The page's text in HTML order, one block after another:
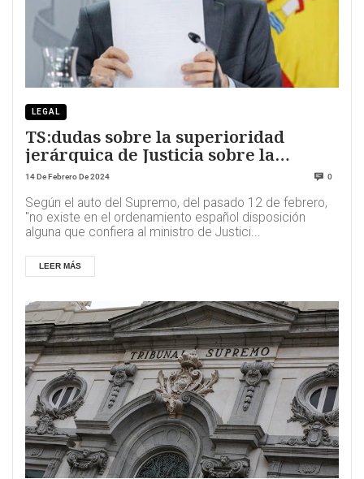
LEGAL
TS:dudas sobre la superioridad
jerárquica de Justicia sobre la
Fiscalia
14 De Febrero De 2024 0
Según el auto del Supremo, del pasado 12 de febrero,
"no existe en el ordenamiento español disposición
alguna que confiera al ministro de Justici...
LEER MÁS